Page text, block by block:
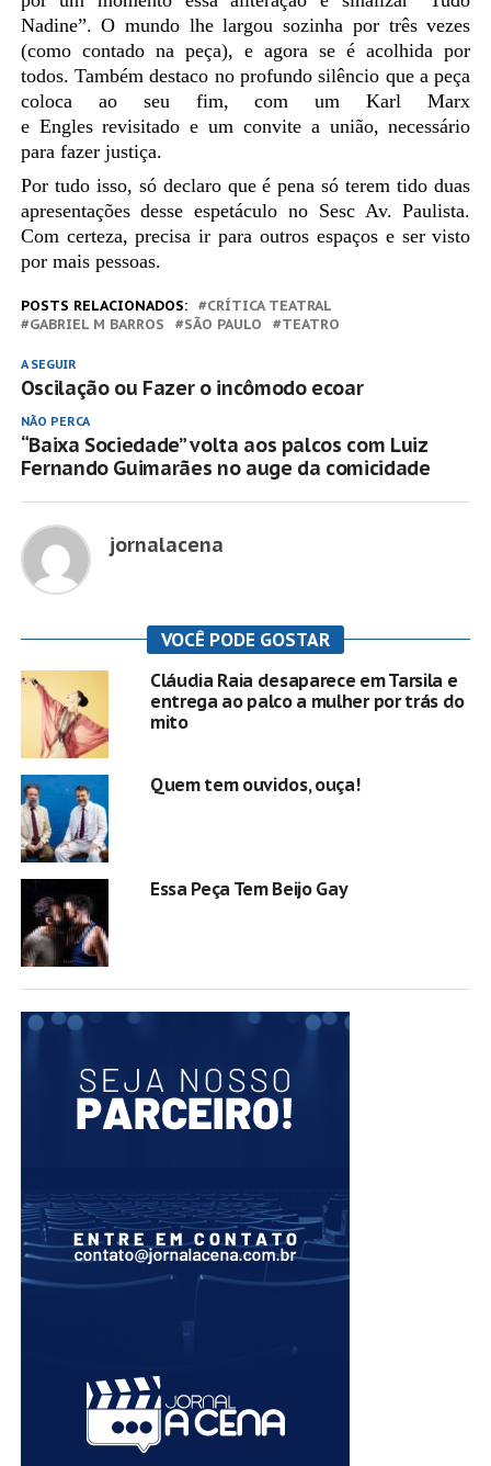
Nadine”. O mundo lhe largou sozinha por três vezes
(como contado na peça), e agora se é acolhida por
todos. Também destaco no profundo silêncio que a peça
coloca ao seu fim, com um Karl Marx
e Engles revisitado e um convite a união, necessário
para fazer justiça.
Por tudo isso, só declaro que é pena só terem tido duas
apresentações desse espetáculo no Sesc Av. Paulista.
Com certeza, precisa ir para outros espaços e ser visto
por mais pessoas.
POSTS RELACIONADOS:
CRÍTICA TEATRAL
GABRIEL M BARROS
SÃO PAULO TEATRO
A SEGUIR
Oscilação ou Fazer o incômodo ecoar
NÃO PERCA
“Baixa Sociedade” volta aos palcos com Luiz
Fernando Guimarães no auge da comicidade
jornalacena
VOCÊ PODE GOSTAR
Cláudia Raia desaparece em Tarsila e
entrega ao palco a mulher por trás do
mito
Quem tem ouvidos, ouça!
Essa Peça Tem Beijo Gay